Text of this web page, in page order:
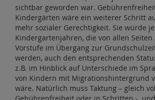
sichtbar geworden war.
Kindergärten wäre ein weiterer Schritt
mehr sozialer Gerechtigkeit. Sie würde
Kindergartenjahren, die von allen Seiten
Vorstufe im Übergang zur
werden, auch den entsprechenden
z.B. im Hinblick auf Unterschiede im
von Kindern mit Migrationshintergrund
wäre. Natürlich muss Taktung – gleich